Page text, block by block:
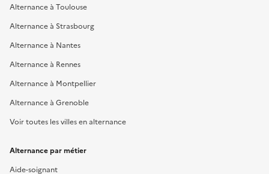
Alternance à Toulouse
Alternance à Strasbourg
Alternance à Nantes
Alternance à Rennes
Alternance à Montpellier
Alternance à Grenoble
Voir toutes les villes en alternance
Alternance par métier
Aide-soignant